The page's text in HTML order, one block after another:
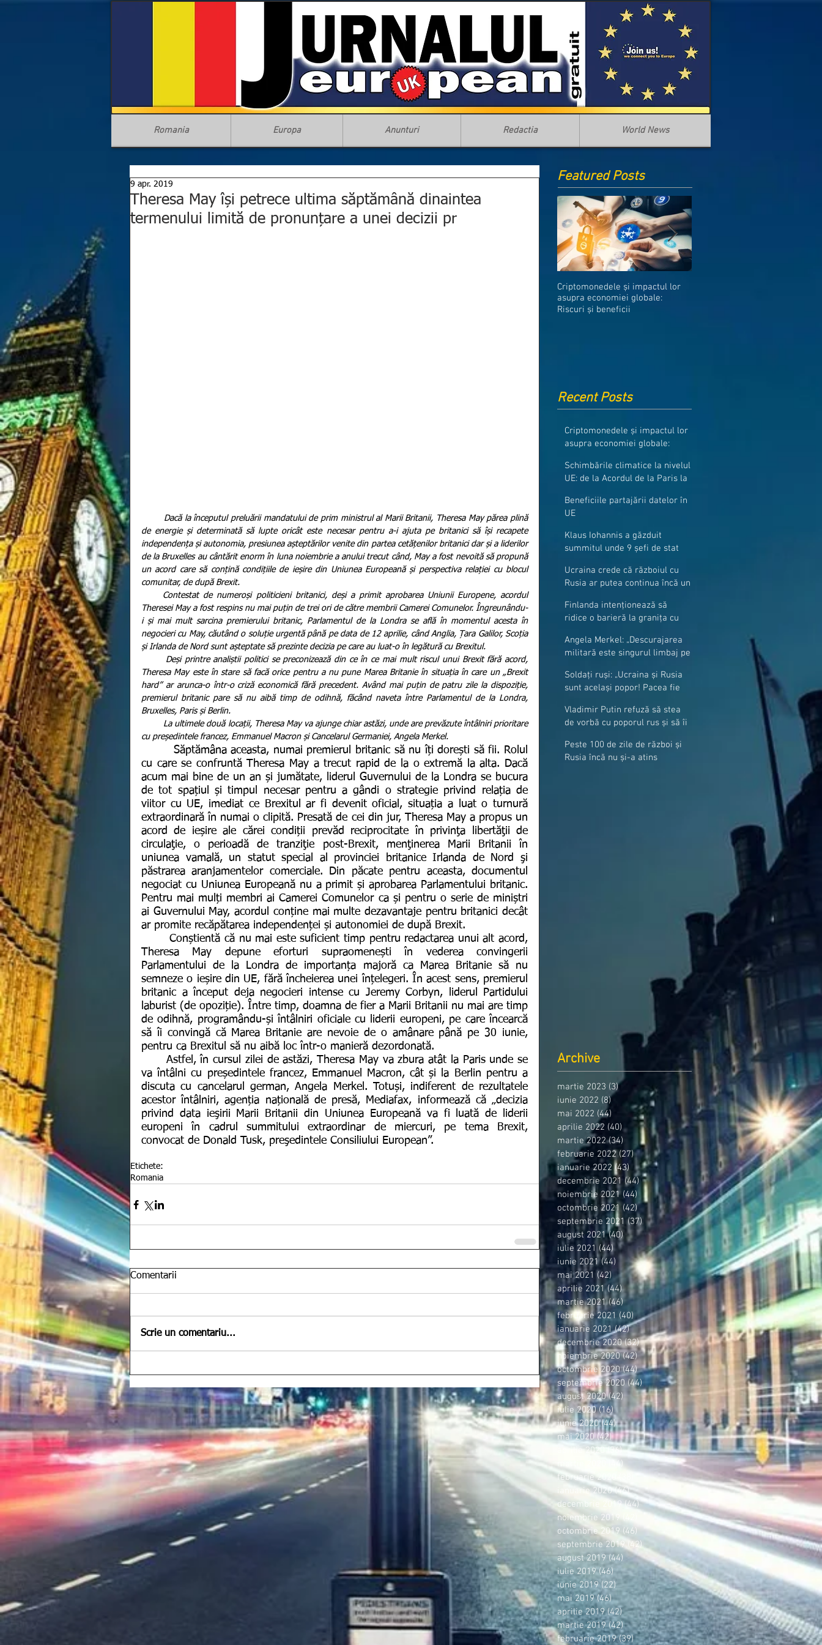
Romania Europa Anunturi Redactia World News
Theresa May își petrece ultima săptămână dinaintea
termenului limită de pronunțare a unei decizii pr
9 apr. 2019
de energie și determinată să lupte oricât este necesar pentru a-i ajuta pe britanici să își recapete
independența și autonomia, presiunea așteptărilor venite din partea cetățenilor britanici dar și a liderilor
de la Bruxelles au cântărit enorm în luna noiembrie a anului trecut când, May a fost nevoită să propună
un acord care să conțină condițiile de ieșire din Uniunea Europeană și perspectiva relației cu blocul
comunitar, de după Brexit.
Theresei May a fost respins nu mai puțin de trei ori de către membrii Camerei Comunelor. Îngreunându-
i și mai mult sarcina premierului britanic, Parlamentul de la Londra se află în momentul acesta în
negocieri cu May, căutând o soluție urgentă până pe data de 12 aprilie, când Anglia, Țara Galilor, Scoția
și Irlanda de Nord sunt așteptate să prezinte decizia pe care au luat-o în legătură cu Brexitul.
Theresa May este în stare să facă orice pentru a nu pune Marea Britanie în situația în care un „Brexit
hard” ar arunca-o într-o criză economică fără precedent. Având mai puțin de patru zile la dispoziție,
premierul britanic pare să nu aibă timp de odihnă, făcând naveta între Parlamentul de la Londra,
Bruxelles, Paris și Berlin.
cu președintele francez, Emmanuel Macron și Cancelarul Germaniei, Angela Merkel.
cu care se confruntă Theresa May a trecut rapid de la o extremă la alta. Dacă
acum mai bine de un an și jumătate, liderul Guvernului de la Londra se bucura
de tot spațiul și timpul necesar pentru a gândi o strategie privind relația de
viitor cu UE, imediat ce Brexitul ar fi devenit oficial, situația a luat o turnură
extraordinară în numai o clipită. Presată de cei din jur, Theresa May a propus un
acord de ieșire ale cărei condiții prevăd reciprocitate în privinţa libertăţii de
circulaţie, o perioadă de tranziţie post-Brexit, menţinerea Marii Britanii în
uniunea vamală, un statut special al provinciei britanice Irlanda de Nord şi
păstrarea aranjamentelor comerciale. Din păcate pentru aceasta, documentul
negociat cu Uniunea Europeană nu a primit și aprobarea Parlamentului britanic.
Pentru mai mulți membri ai Camerei Comunelor ca și pentru o serie de miniștri
ai Guvernului May, acordul conține mai multe dezavantaje pentru britanici decât
ar promite recăpătarea independenței și autonomiei de după Brexit.
       Conștientă că nu mai este suficient timp pentru redactarea unui alt acord,
Theresa May depune eforturi supraomenești în vederea convingerii
Parlamentului de la Londra de importanța majoră ca Marea Britanie să nu
semneze o ieșire din UE, fără încheierea unei înțelegeri. În acest sens, premierul
britanic a început deja negocieri intense cu Jeremy Corbyn, liderul Partidului
laburist (de opoziție). Între timp, doamna de fier a Marii Britanii nu mai are timp
de odihnă, programându-și întâlniri oficiale cu liderii europeni, pe care încearcă
să îi convingă că Marea Britanie are nevoie de o amânare până pe 30 iunie,
pentru ca Brexitul să nu aibă loc într-o manieră dezordonată.
va întâlni cu președintele francez, Emmanuel Macron, cât și la Berlin pentru a
discuta cu cancelarul german, Angela Merkel. Totuși, indiferent de rezultatele
acestor întâlniri, agenția națională de presă, Mediafax, informează că „decizia
privind data ieşirii Marii Britanii din Uniunea Europeană va fi luată de liderii
europeni în cadrul summitului extraordinar de miercuri, pe tema Brexit,
convocat de Donald Tusk, preşedintele Consiliului European”.
Etichete:
Romania
Comentarii
Scrie un comentariu...
Featured Posts
Criptomonedele și impactul lor
asupra economiei globale:
Riscuri și beneficii
Recent Posts
Criptomonedele și impactul lor
asupra economiei globale:
Schimbările climatice la nivelul
UE: de la Acordul de la Paris la
Beneficiile partajării datelor în
UE
Klaus Iohannis a găzduit
summitul unde 9 șefi de stat
granițe
Ucraina crede că războiul cu
Rusia ar putea continua încă un
Finlanda intenționează să
ridice o barieră la granița cu
Angela Merkel: „Descurajarea
militară este singurul limbaj pe
Soldați ruși: „Ucraina și Rusia
sunt același popor! Pacea fie
Vladimir Putin refuză să stea
de vorbă cu poporul rus și să îi
Peste 100 de zile de război și
Rusia încă nu și-a atins
Archive
martie 2023 (3)3 postări
iunie 2022 (8)8 postări
mai 2022 (44) 44 postări
aprilie 2022 (40)40 postări
martie 2022 (34) 34 postări
februarie 2022 (27)27 postări
ianuarie 2022 (43) 43 postări
decembrie 2021 (44)44 postări
noiembrie 2021 (44) 44 postări
octombrie 2021 (42)42 postări
septembrie 2021 (37)37 postări
august 2021 (40)40 postări
iulie 2021 (44)44 postări
iunie 2021 (44) 44 postări
mai 2021 (42) 42 postări
aprilie 2021 (44)44 postări
martie 2021 (46)46 postări
februarie 2021 (40)40 postări
ianuarie 2021 (42)42 postări
decembrie 2020 (32)32 postări
noiembrie 2020 (42) 42 postări
octombrie 2020 (44)44 postări
septembrie 2020 (44)44 postări
august 2020 (42)42 postări
iulie 2020 (16)16 postări
iunie 2020 (44)44 postări
mai 2020 (42)42 postări
aprilie 2020 (36)36 postări
martie 2020
(44) 44 postări
februarie 2020
38 postări
ianuarie 2020 (46)46 postări
decembrie 2019 (44)44 postări
noiembrie 2019
42 postări
octombrie 2019 (46) 46 postări
septembrie 2019 (42)42 postări
august 2019 (44) 44 postări
iulie 2019 (46) 46 postări
iunie 2019 (22) 22 postări
mai 2019 (46)46 postări
aprilie 2019 (42)42 postări
martie 2019 (42)42 postări
februarie 2019 (39)39 postări